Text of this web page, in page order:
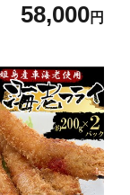
58,000円